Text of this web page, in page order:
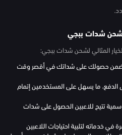
شحن شدات ببجي
المثالي لشحن شدات ببجي:
تضمن حصولك على شداتك في أقصر وقت
ما يسهل على المستخدمين إتمام
تتيح للاعبين الحصول على شدات
خدماته لتلبية احتياجات اللاعبين